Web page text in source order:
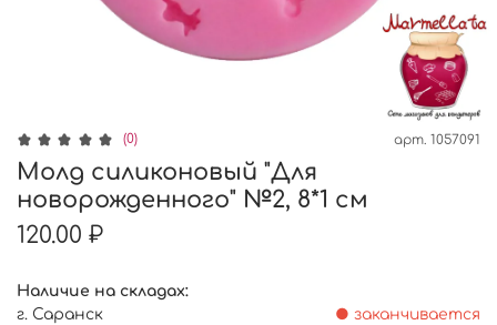
(0) арт. 1057091
Молд силиконовый "Для
новорожденного" №2, 8*1 см
120.00 ₽
Наличие на складах:
г. Саранск
● заканчивается